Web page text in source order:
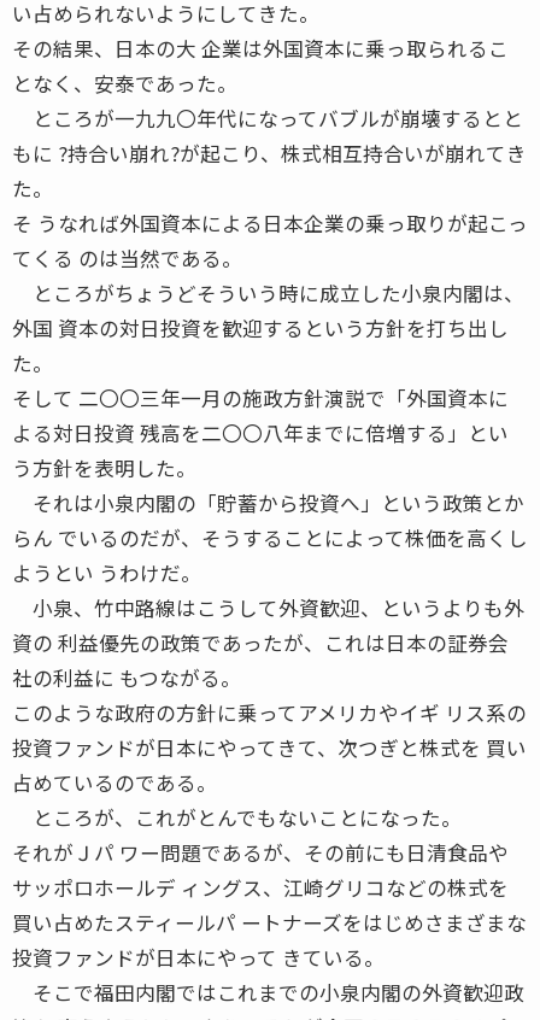
い占められないようにしてきた。
その結果、日本の大 企業は外国資本に乗っ取られるこ
となく、安泰であった。
ところが一九九〇年代になってバブルが崩壊するとと
もに ?持合い崩れ?が起こり、株式相互持合いが崩れてき
た。
そ うなれば外国資本による日本企業の乗っ取りが起こっ
てくる のは当然である。
ところがちょうどそういう時に成立した小泉内閣は、
外国 資本の対日投資を歓迎するという方針を打ち出し
た。
そして 二〇〇三年一月の施政方針演説で「外国資本に
よる対日投資 残高を二〇〇八年までに倍増する」とい
う方針を表明した。
それは小泉内閣の「貯蓄から投資へ」という政策とか
らん でいるのだが、そうすることによって株価を高くし
ようとい うわけだ。
小泉、竹中路線はこうして外資歓迎、というよりも外
資の 利益優先の政策であったが、これは日本の証券会
社の利益に もつながる。
このような政府の方針に乗ってアメリカやイギ リス系の
投資ファンドが日本にやってきて、次つぎと株式を 買い
占めているのである。
ところが、これがとんでもないことになった。
それがＪパ ワー問題であるが、その前にも日清食品や
サッポロホールデ ィングス、江崎グリコなどの株式を
買い占めたスティールパ ートナーズをはじめさまざまな
投資ファンドが日本にやって きている。
そこで福田内閣ではこれまでの小泉内閣の外資歓迎政